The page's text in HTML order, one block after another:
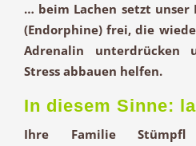
… beim Lachen setzt unser
(Endorphine) frei, die
Adrenalin unterdrücken
Stress abbauen helfen.
In diesem Sinne:
Ihre Familie